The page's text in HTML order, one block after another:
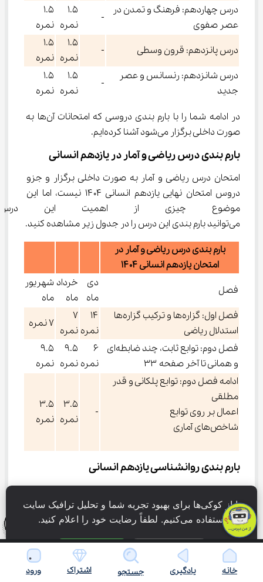
درس چهاردهم: فرهنگ و تمدن در
عصر صفوی
-
۱.۵
نمره
۱.۵
نمره
درس پانزدهم: قرون وسطی
-
۱.۵
نمره
۱.۵
نمره
درس شانزدهم: رنسانس و عصر
جدید
-
۱.۵
نمره
۱.۵
نمره
در ادامه شما را با بارم بندی دروسی که امتحانات آن‌ها به
صورت داخلی برگزار می‌شود آشنا کرده‌ایم.
بارم بندی درس ریاضی و آمار در یازدهم انسانی
امتحان درس ریاضی و آمار به صورت داخلی برگزار و جزو
دروس امتحان نهایی یازدهم انسانی ۱۴۰۴ نیست، اما این
موضوع چیزی از اهمیت این
می‌توانید بارم بندی این درس را در جدول زیر مشاهده کنید.
بارم بندی درس ریاضی و آمار در
امتحان یازدهم انسانی ۱۴۰۴
فصل
دی
ماه
خرداد
ماه
شهریور
ماه
فصل اول: گزاره‌ها و ترکیب گزاره‌ها
استدلال ریاضی
۱۴
نمره
۷
نمره
۷ نمره
فصل دوم: توابع ثابت، چند ضابطه‌ای
و همانی تا آخر صفحه ۳۳
۶
نمره
۹.۵
نمره
۹.۵
نمره
ادامه فصل دوم: توابع پلکانی و قدر
مطلقی
اعمال بر روی توابع
شاخص‌های آماری
-
۳.۵
نمره
۳.۵
نمره
بارم بندی روانشناسی یازدهم انسانی
و در امتحان کنکور باید به سوالات آن پاسخ دهید. البته
امتحان این درس در سال
نمی‌باشد. اما به دلیل اهمیتی که در کنکور دارد، بهتر است
در سال یازدهم به خوبی این درس را بخوانید و تمام نکات آنرا
خانه یادگیری جستجو اشتراک ورود
ما از کوکی‌ها برای بهبود تجربه شما و تحلیل ترافیک سایت
استفاده می‌کنیم. لطفاً رضایت خود را اعلام کنید.
فقط ضروری پذیرش همه